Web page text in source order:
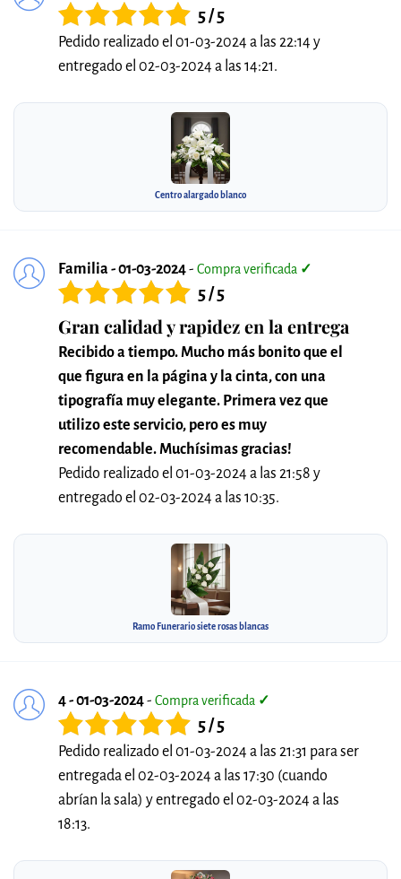
5 / 5
Pedido realizado el 01-03-2024 a las 22:14 y
entregado el 02-03-2024 a las 14:21.
Centro alargado blanco
Familia - 01-03-2024- Compra verificada ✓
5 / 5
Gran calidad y rapidez en la entrega
Recibido a tiempo. Mucho más bonito que el
que figura en la página y la cinta, con una
tipografía muy elegante. Primera vez que
utilizo este servicio, pero es muy
recomendable. Muchísimas gracias!
Pedido realizado el 01-03-2024 a las 21:58 y
entregado el 02-03-2024 a las 10:35.
Ramo Funerario siete rosas blancas
4 - 01-03-2024- Compra verificada ✓
5 / 5
Pedido realizado el 01-03-2024 a las 21:31 para ser
entregada el 02-03-2024 a las 17:30 (cuando
abrían la sala) y entregado el 02-03-2024 a las
18:13.